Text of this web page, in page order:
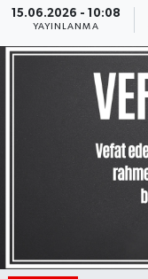
15.06.2026 - 10:08
YAYINLANMA